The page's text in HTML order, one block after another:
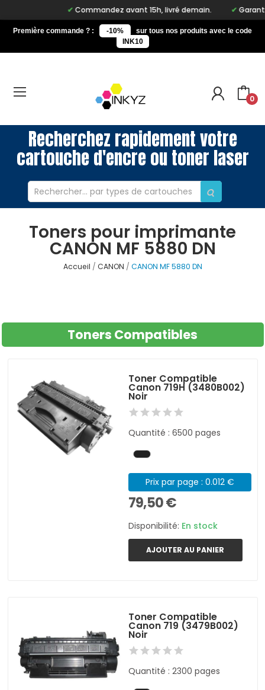
Commandez avant 15h, livré demain. Garantie
Première commande ? : -10%
sur tous nos produits avec le code
INK10
0
Recherchez rapidement votre
cartouche d'encre ou toner laser
Toners pour imprimante
CANON MF 5880 DN
Accueil CANON CANON MF 5880 DN
Toners Compatibles
Toner Compatible
Canon 719H (3480B002)
Noir
Quantité : 6500 pages
Prix par page : 0.012 €
79,50 €
Disponibilité: En stock
AJOUTER AU PANIER
Toner Compatible
Canon 719 (3479B002)
Noir
Quantité : 2300 pages